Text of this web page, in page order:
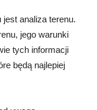
analiza terenu.
jego warunki
tych informacji
będą najlepiej